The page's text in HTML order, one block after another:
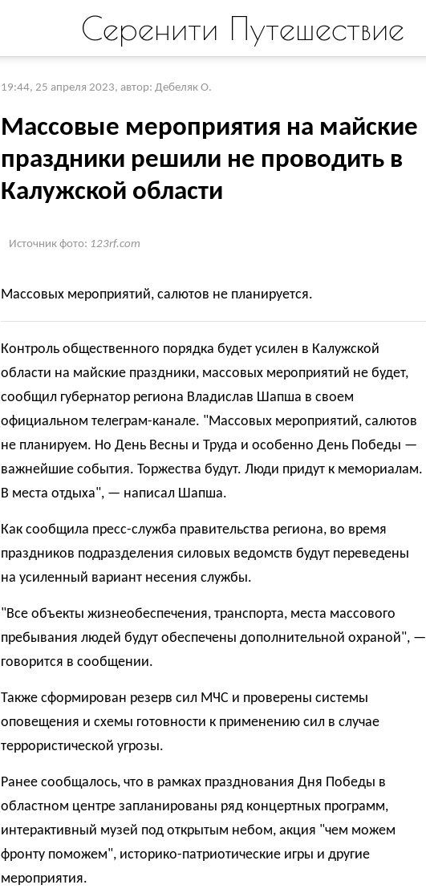
Серенити Путешествие
19:44, 25 апреля 2023, автор: Дебеляк О.
Массовые мероприятия на майские
праздники решили не проводить в
Калужской области
Источник фото: 123rf.com
Массовых мероприятий, салютов не планируется.
Контроль общественного порядка будет усилен в Калужской
области на майские праздники, массовых мероприятий не будет,
сообщил губернатор региона Владислав Шапша в своем
официальном телеграм-канале. "Массовых мероприятий, салютов
не планируем. Но День Весны и Труда и особенно День Победы —
важнейшие события. Торжества будут. Люди придут к мемориалам.
В места отдыха", — написал Шапша.
Как сообщила пресс-служба правительства региона, во время
праздников подразделения силовых ведомств будут переведены
на усиленный вариант несения службы.
"Все объекты жизнеобеспечения, транспорта, места массового
пребывания людей будут обеспечены дополнительной охраной", —
говорится в сообщении.
Также сформирован резерв сил МЧС и проверены системы
оповещения и схемы готовности к применению сил в случае
террористической угрозы.
Ранее сообщалось, что в рамках празднования Дня Победы в
областном центре запланированы ряд концертных программ,
интерактивный музей под открытым небом, акция "чем можем
фронту поможем", историко-патриотические игры и другие
мероприятия.